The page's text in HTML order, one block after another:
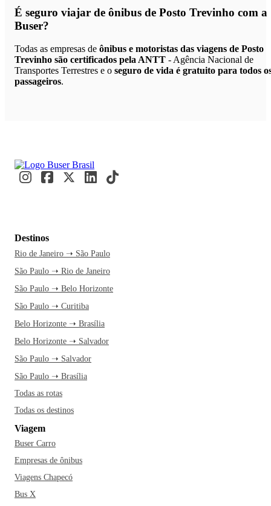
É seguro viajar de ônibus de Posto Trevinho com a
Buser?
Todas as empresas de ônibus e motoristas das viagens de Posto
Trevinho são certificados pela ANTT - Agência Nacional de
Transportes Terrestres e o seguro de vida é gratuito para todos
passageiros.
Destinos
Rio de Janeiro ➝ São Paulo
São Paulo ➝ Rio de Janeiro
São Paulo ➝ Belo Horizonte
São Paulo ➝ Curitiba
Belo Horizonte ➝ Brasília
Belo Horizonte ➝ Salvador
São Paulo ➝ Salvador
São Paulo ➝ Brasília
Todas as rotas
Todas os destinos
Viagem
Buser Carro
Empresas de ônibus
Viagens Chapecó
Bus X